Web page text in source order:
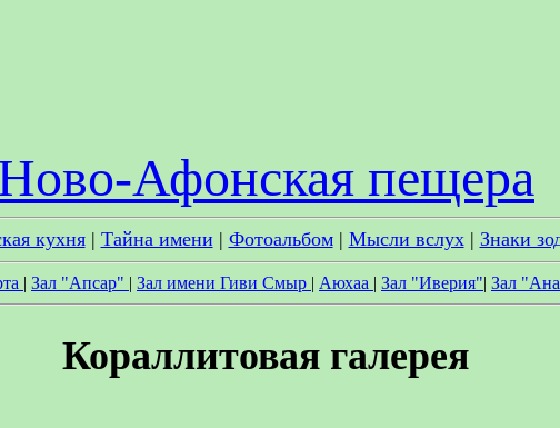
Афонская пещера
кухня| Тайна имени | Фотоальбом| Мысли вслух| Знаки
| Зал "Апсар" | Зал имени Гиви Смыр | Аюхаа | Зал "Иверия"| Зал
Кораллитовая галерея